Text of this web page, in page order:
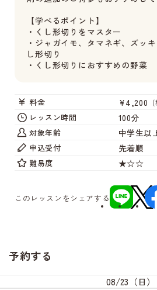
【学べるポイント】
・くし形切りをマスター
・ジャガイモ、タマネギ、ズッ
し形切り
・くし形切りにおすすめの野菜
料金 ¥4,200 (
レッスン時間 100分
対象年齢 中学生以
申込受付 先着順
難易度 ★☆☆
このレッスンをシェアする
予約する
08/23（日）